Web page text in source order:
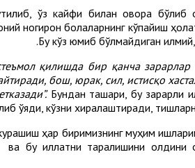
ўз кайфи билан овора бўлиб
ногирон болаларнинг кўпайиш
Бу кўз юмиб бўлмайдиган илмий,
қилишда бир қанча
бош, юрак, сил, истисқо
Бундан ташқари, бу зарарли
қўяди, кўзни хиралаштиради,
ҳар биримизнинг муҳим
бу иллатни тарқалишини олдини